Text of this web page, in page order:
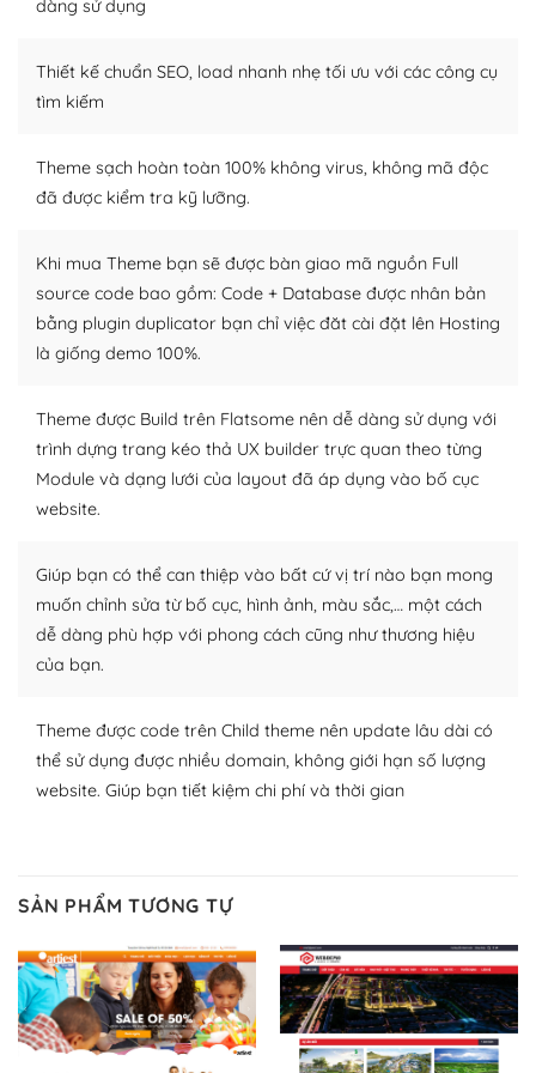
WordPress là nơi lưu trữ cho một diễn đàn cộng đồng
người cuồng tín WordPress.
Nếu bạn gặp khó khăn, bạn có thể lên mạng và tìm
lời, giải đáp vấn đề của bạn.
Cộng đồng sử dụng WordPress sẵn sàng hỗ trợ bạn
– Đa dạng plugin và themes
Plugin mở rộng là thành phần cài đặt thêm vào
WordPress để tăng thêm các tính năng cần thiết. Có
nhiều plugin trả phí hoặc miễn phí.
Nhờ lượng người dùng đông đảo, thư viện themes và
thích chọn lựa plugin và themes phù hợp cho mục đích
lập website của mình.
WordPress đa dạng plugin và themes
Với mọi Hosting bất kỳ thì WordPress đều có thể dễ
dàng thiết lập vì thực tế nó đã cung cấp khoảng 60%
trang web WordPress của bạn.
Dễ dàng lựa chọn Hosting cho website WordPress
– Bảo mật cực tốt
Vì WordPress hiện là nền tảng xây dựng trang web và
dàng sử dụng
Thiết kế chuẩn SEO, load nhanh nhẹ tối ưu với các công cụ
tìm kiếm
Theme sạch hoàn toàn 100% không virus, không mã độc
đã được kiểm tra kỹ lưỡng.
Khi mua Theme bạn sẽ được bàn giao mã nguồn Full
source code bao gồm: Code + Database được nhân bản
bằng plugin duplicator bạn chỉ việc đăt cài đặt lên Hosting
là giống demo 100%.
Theme được Build trên Flatsome nên dễ dàng sử dụng với
trình dựng trang kéo thả UX builder trực quan theo từng
Module và dạng lưới của layout đã áp dụng vào bố cục
website.
Giúp bạn có thể can thiệp vào bất cứ vị trí nào bạn mong
muốn chỉnh sửa từ bố cục, hình ảnh, màu sắc,… một cách
dễ dàng phù hợp với phong cách cũng như thương hiệu
của bạn.
Theme được code trên Child theme nên update lâu dài có
thể sử dụng được nhiều domain, không giới hạn số lượng
website. Giúp bạn tiết kiệm chi phí và thời gian
SẢN PHẨM TƯƠNG TỰ